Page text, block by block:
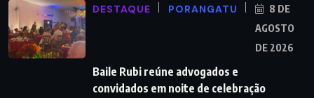
DESTAQUE PORANGATU
8 DE
AGOSTO
DE 2026
Baile Rubi reúne advogados e
convidados em noite de celebração